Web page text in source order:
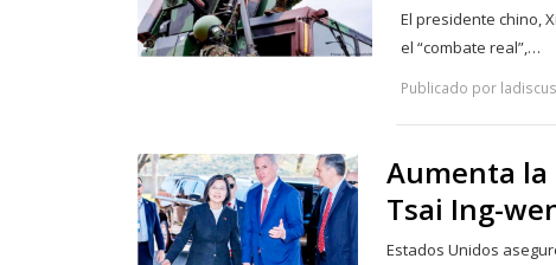
El presidente chino,
el “combate real”,…
Publicado por
Aumenta
Tsai Ing-
Estados Unidos